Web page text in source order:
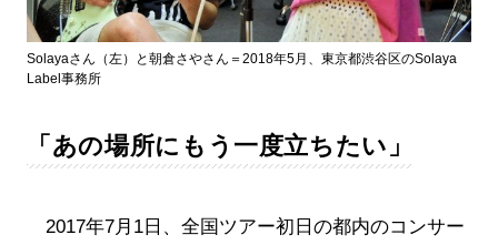
Solayaさん（左）と朝倉さやさん＝2018年5月、東京都渋谷区のSolaya
Label事務所
「あの場所にもう一度立ちたい」
2017年7月1日、全国ツアー初日の都内のコンサー